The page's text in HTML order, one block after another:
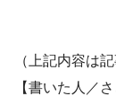
（上記内容は
【書いた人／